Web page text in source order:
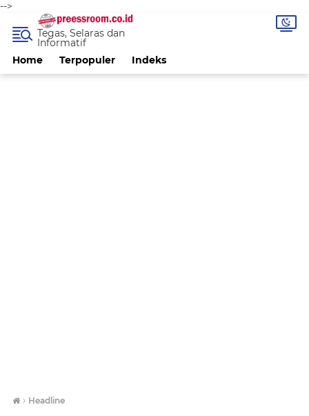
-->
Home Terpopuler Indeks
Tegas, Selaras dan
Informatif
› Headline